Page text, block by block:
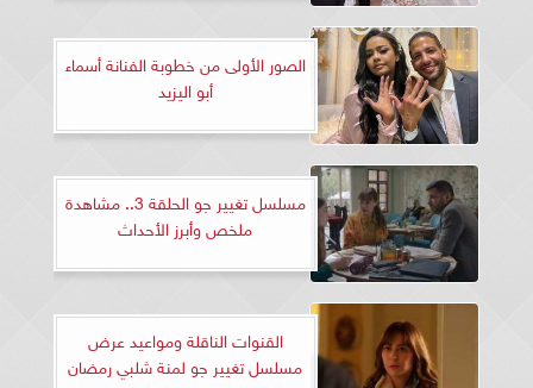
الصور الأولى من خطوبة الفنانة أسماء
أبو اليزيد
مسلسل تغيير جو الحلقة 3.. مشاهدة
ملخص وأبرز الأحداث
القنوات الناقلة ومواعيد عرض
مسلسل تغيير جو لمنة شلبي رمضان